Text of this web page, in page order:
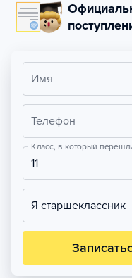
Имя
Телефон
Класс, в который
11
Я старшеклассник